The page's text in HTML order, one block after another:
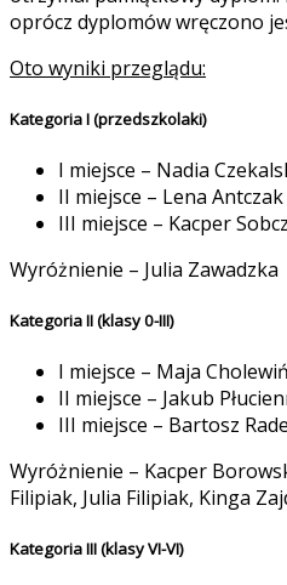
oprócz dyplomów wręczono
Oto wyniki przeglądu:
Kategoria I (przedszkolaki)
I miejsce – Nadia
II miejsce – Lena Antczak
III miejsce – Kacper
Wyróżnienie – Julia Zawadzka
Kategoria II (klasy 0-III)
I miejsce – Maja
II miejsce – Jakub
III miejsce – Bartosz
Wyróżnienie – Kacper
Filipiak, Julia Filipiak, Kinga
Kategoria III (klasy VI-VI)